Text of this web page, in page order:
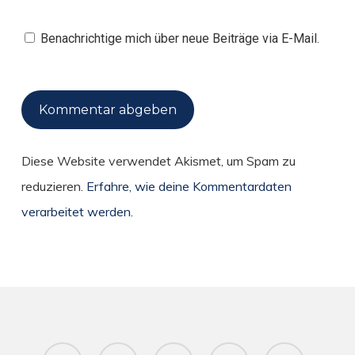
Benachrichtige mich über neue Beiträge via E-Mail.
Diese Website verwendet Akismet, um Spam zu
reduzieren. Erfahre, wie deine Kommentardaten
verarbeitet werden.
twitter facebook pinterest RSS instagram